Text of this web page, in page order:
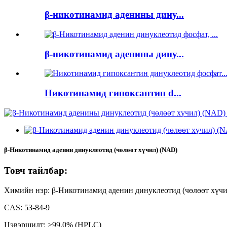
β-никотинамид аденины дину...
β-никотинамид аденины дину...
Никотинамид гипоксантин d...
β-Никотинамид аденин динуклеотид (чөлөөт хүчил) (NAD)
Товч тайлбар:
Химийн нэр: β-Никотинамид аденин динуклеотид (чөлөөт
CAS: 53-84-9
Цэвэршилт: >99.0% (HPLC)